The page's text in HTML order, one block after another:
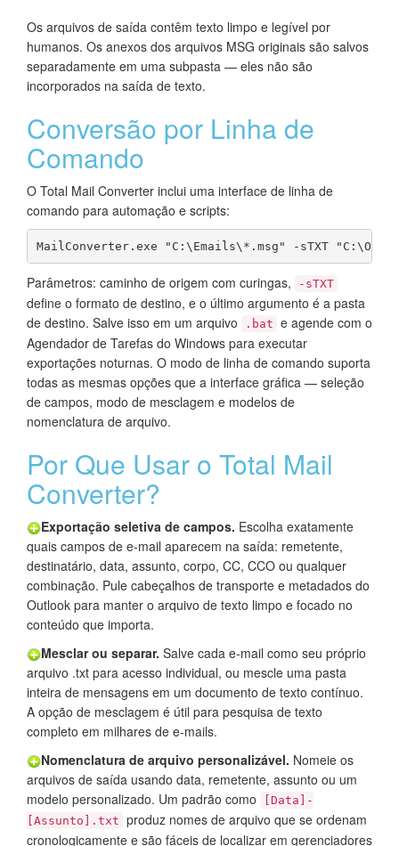
Os arquivos de saída contêm texto limpo e legível por
humanos. Os anexos dos arquivos MSG originais são salvos
separadamente em uma subpasta — eles não são
incorporados na saída de texto.
Conversão por Linha de
Comando
O Total Mail Converter inclui uma interface de linha de
comando para automação e scripts:
MailConverter.exe "C:\Emails\*.msg" -sTXT
Parâmetros: caminho de origem com curingas, -sTXT
define o formato de destino, e o último argumento é a pasta
de destino. Salve isso em um arquivo
.bat e agende com o
Agendador de Tarefas do Windows para executar
exportações noturnas. O modo de linha de comando suporta
todas as mesmas opções que a interface gráfica — seleção
de campos, modo de mesclagem e modelos de
nomenclatura de arquivo.
Por Que Usar o Total Mail
Converter?
Exportação seletiva de campos. Escolha exatamente
quais campos de e-mail aparecem na saída: remetente,
destinatário, data, assunto, corpo, CC, CCO ou qualquer
combinação. Pule cabeçalhos de transporte e metadados do
Outlook para manter o arquivo de texto limpo e focado no
conteúdo que importa.
Mesclar ou separar. Salve cada e-mail como seu próprio
arquivo .txt para acesso individual, ou mescle uma pasta
inteira de mensagens em um documento de texto contínuo.
A opção de mesclagem é útil para pesquisa de texto
completo em milhares de e-mails.
Nomenclatura de arquivo personalizável. Nomeie os
arquivos de saída usando data, remetente, assunto ou um
modelo personalizado. Um padrão como
[Data]-
[Assunto].txt produz nomes de arquivo que se ordenam
cronologicamente e são fáceis de localizar em gerenciadores